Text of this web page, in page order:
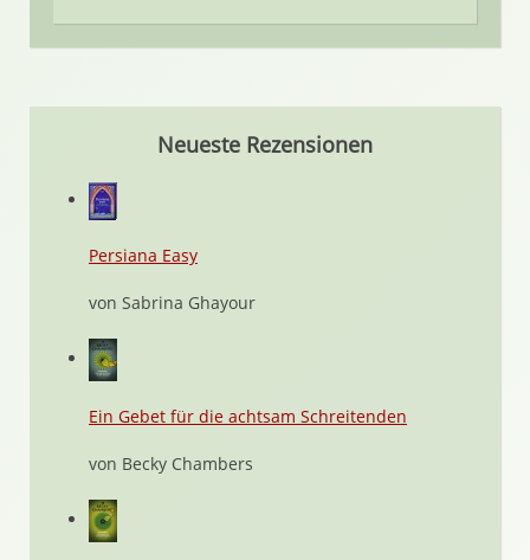
Neueste Rezensionen
Persiana Easy
von Sabrina Ghayour
Ein Gebet für die achtsam Schreitenden
von Becky Chambers